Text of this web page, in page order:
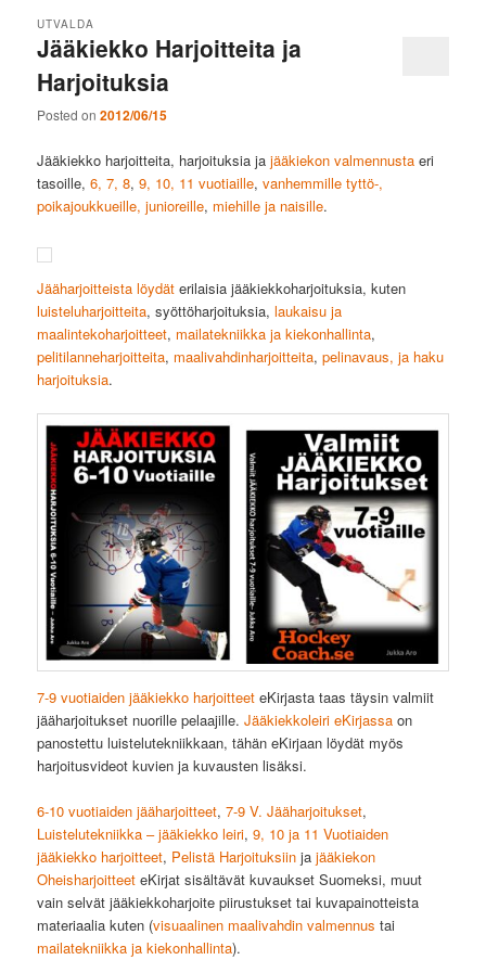
Jääkiekko Harjoitteita ja
Harjoituksia
UTVALDA
Posted on2012/06/15
Jääkiekko harjoitteita, harjoituksia jajääkiekon valmennustaeri
tasoille,6, 7, 8,9, 10, 11 vuotiaille,vanhemmille tyttö-,
poikajoukkueille, junioreille, miehille ja naisille.
Jääharjoitteista löydäterilaisia jääkiekkoharjoituksia, kuten
luisteluharjoitteita, syöttöharjoituksia,laukaisu ja
maalintekoharjoitteet, mailatekniikka ja kiekonhallinta,
pelitilanneharjoitteita, maalivahdinharjoitteita,pelinavaus, ja haku
harjoituksia.
7-9 vuotiaiden jääkiekko harjoitteeteKirjasta taas täysin valmiit
jääharjoitukset nuorille pelaajille.Jääkiekkoleiri eKirjassaon
panostettu luistelutekniikkaan, tähän eKirjaan löydät myös
harjoitusvideot kuvien ja kuvausten lisäksi.
6-10 vuotiaiden jääharjoitteet,7-9 V. Jääharjoitukset,
Luistelutekniikka – jääkiekko leiri,9, 10 ja 11 Vuotiaiden
jääkiekko harjoitteet, Pelistä Harjoituksiinjajääkiekon
Oheisharjoitteet eKirjat sisältävät kuvaukset Suomeksi, muut
vain selvät jääkiekkoharjoite piirustukset tai kuvapainotteista
materiaalia kuten (visuaalinen maalivahdin valmennustai
mailatekniikka ja kiekonhallinta).